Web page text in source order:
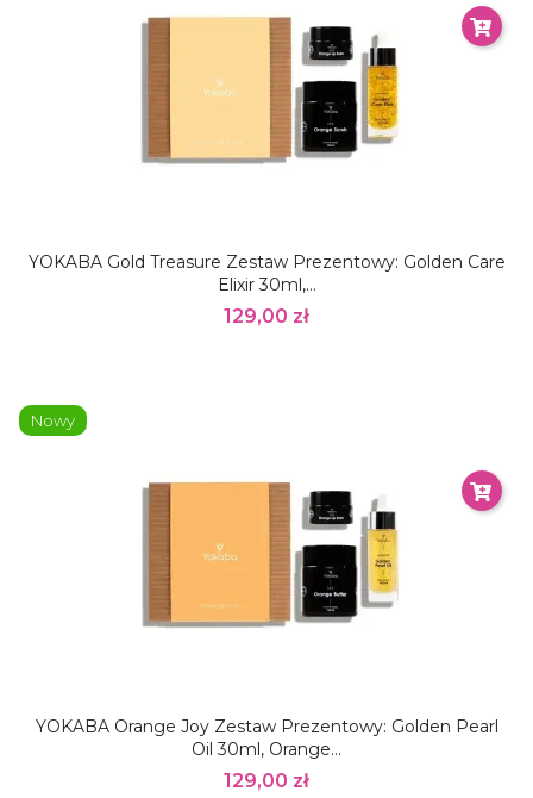
YOKABA Gold Treasure Zestaw Prezentowy: Golden Care
Elixir 30ml,...
129,00 zł
YOKABA Orange Joy Zestaw Prezentowy: Golden Pearl
Oil 30ml, Orange...
129,00 zł
Nowy